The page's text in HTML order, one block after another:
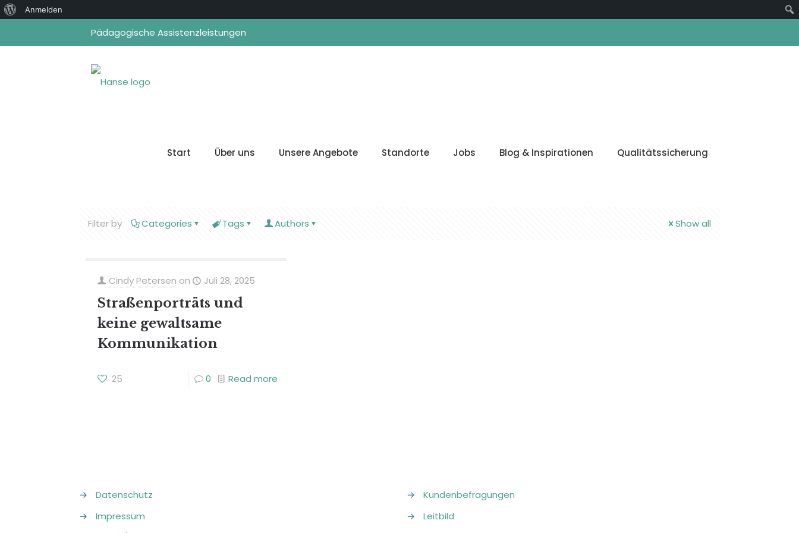
Pädagogische Assistenzleistungen
Start Über uns Unsere Angebote Standorte Jobs Blog & Inspirationen Qualitätssicherung
Filter by Categories Tags Authors Show all
Cindy Petersen on Juli 28, 2025
Straßenporträts und
keine gewaltsame
Kommunikation
25 0 Read more
→
Datenschutz
→
Impressum
→
Kundenbefragungen
→
Leitbild
Über
Anmelden